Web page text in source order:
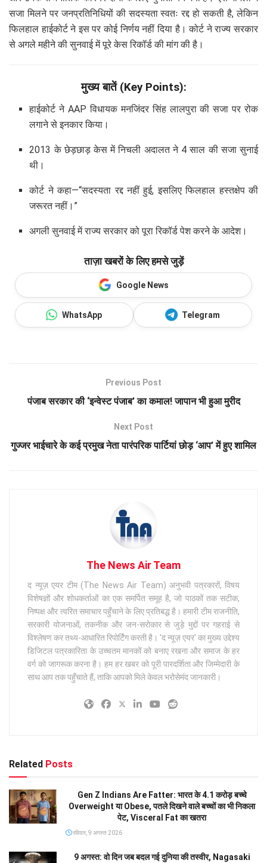
सजा मिलने पर जनप्रतिनिधियों की सदस्यता स्वतः रद्द हो सकती है, लेकिन
फिलहाल हाईकोर्ट ने इस पर कोई निर्णय नहीं दिया है। कोर्ट ने राज्य सरकार
से अगले महीने की सुनवाई में पूरे केस रिकॉर्ड की मांग की है।
मुख्य बातें (Key Points):
हाईकोर्ट ने AAP विधायक मनजिंदर सिंह लालपुरा की सजा पर रोक
लगाने से इनकार किया।
2013 के छेड़छाड़ केस में निचली अदालत ने 4 साल की सजा सुनाई
थी।
कोर्ट ने कहा—“सदस्यता रद्द नहीं हुई, इसलिए फिलहाल हस्तक्षेप की
जरूरत नहीं।”
अगली सुनवाई में राज्य सरकार को पूरा रिकॉर्ड पेश करने के आदेश।
ताज़ा खबरों के लिए हमसे जुड़ें
Google News
WhatsApp Telegram
Previous Post
पंजाब सरकार की ‘इन्वेस्ट पंजाब’ का कमाल! जापान भी हुआ मुरीद
Next Post
गुज्जर भाईचारे के कई प्रमुख नेता पारंपरिक पार्टियां छोड़ ‘आप’ में हुए शामिल
The News Air Team
द न्यूज़ एयर टीम (The News Air Team) अनुभवी पत्रकारों, विषय
विशेषज्ञों और शोधकर्ताओं का एक समर्पित समूह है, जो पाठकों तक सटीक,
निष्पक्ष और त्वरित समाचार पहुँचाने के लिए प्रतिबद्ध है। हमारी टीम राजनीति,
सरकारी योजनाओं, तकनीक और जन-सरोकार से जुड़े मुद्दों पर गहराई से
विश्लेषण कर तथ्य-आधारित रिपोर्टिंग करती है। 'द न्यूज़ एयर' का मुख्य उद्देश्य
डिजिटल पत्रकारिता के उच्चतम मानकों को बनाए रखना और समाज के हर
वर्ग को जागरूक करना है। हम हर खबर को पूरी पारदर्शिता और जिम्मेदारी के
साथ आप तक पहुँचाते हैं, ताकि आपको मिले केवल भरोसेमंद जानकारी।
Related Posts
Gen Z Indians Are Fatter: भारत के 4.1 करोड़ बच्चे
Overweight या Obese, पतले दिखने वाले बच्चों का भी निकला
पेट, Visceral Fat का खतरा
रविवार, 9 अगस्त 2026
9 अगस्त: वो दिन जब बदल गई दुनिया की तस्वीर, Nagasaki